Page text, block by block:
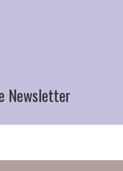
Newsletter